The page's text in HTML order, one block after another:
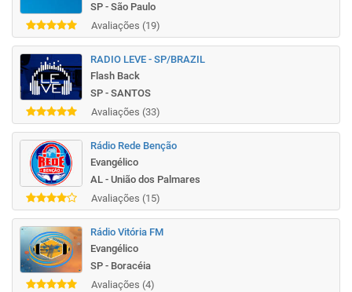
SP - São Paulo
Avaliações (19)
RADIO LEVE - SP/BRAZIL
Flash Back
SP - SANTOS
Avaliações (33)
Rádio Rede Benção
Evangélico
AL - União dos Palmares
Avaliações (15)
Rádio Vitória FM
Evangélico
SP - Boracéia
Avaliações (4)